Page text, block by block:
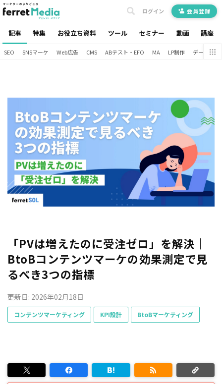
記事 特集 お役立ち資料 ツール セミナー 動画 講座
ログイン 会員登録
SEO SNSマーケ Web広告 CMS ABテスト・EFO MA LP制作 データ分析
「PVは増えたのに受注ゼロ」を解決｜
BtoBコンテンツマーケの効果測定で見
るべき3つの指標
更新日: 2026年02月18日
コンテンツマーケティング KPI設計 BtoBマーケティング